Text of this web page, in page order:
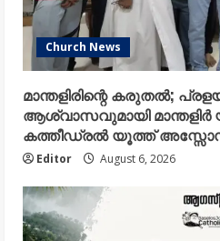
Church News
മാന്തളിരിന്റെ കരുതൽ;
ആശ്വാസവുമായി
കത്തീഡ്രൽ യൂത്ത്
Editor August 6, 2026